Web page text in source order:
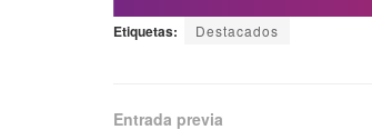
Etiquetas: Destacados
Entrada previa